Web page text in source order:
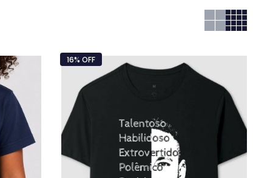
Entrar | Cadastrar
16% OFF